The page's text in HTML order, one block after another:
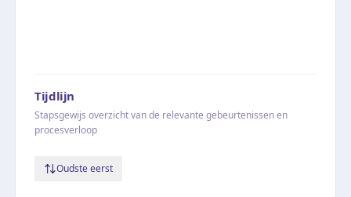
Tijdlijn
Stapsgewijs overzicht van de relevante gebeurtenissen en
procesverloop
Oudste eerst